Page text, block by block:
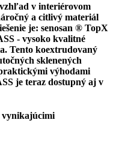
v interiérovom
a citlivý materiál
je: senosan ® TopX
- vysoko kvalitné
Tento koextrudovaný
sklenených
výhodami
je teraz dostupný aj v
vynikajúcimi